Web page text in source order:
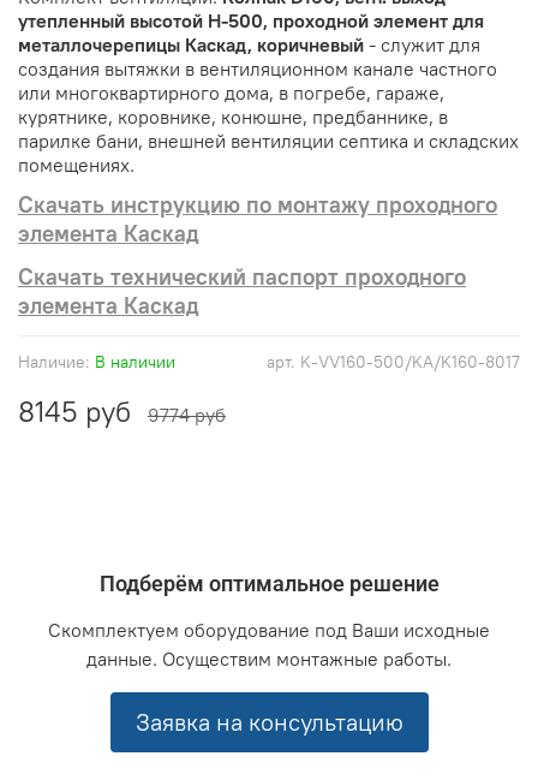
арт. K-VV160-500/KA/K160-8017
Наличие: В наличии
8145 руб 9774 руб
утепленный высотой Н-500, проходной элемент для
металлочерепицы Каскад, коричневый - служит для
создания вытяжки в вентиляционном канале частного
или многоквартирного дома, в погребе, гараже,
курятнике, коровнике, конюшне, предбаннике, в
парилке бани, внешней вентиляции септика и складских
помещениях.
Скачать инструкцию по монтажу проходного
элемента Каскад
Скачать технический паспорт проходного
элемента Каскад
Подберём оптимальное решение
Скомплектуем оборудование под Ваши исходные
данные. Осуществим монтажные работы.
Заявка на консультацию